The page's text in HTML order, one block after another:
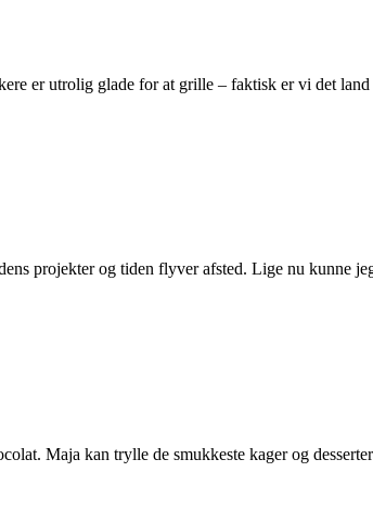
er utrolig glade for at grille – faktisk er vi det
projekter og tiden flyver afsted. Lige nu kunne
Maja kan trylle de smukkeste kager og